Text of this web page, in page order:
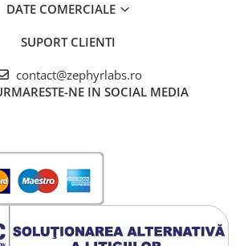
DATE COMERCIALE
SUPORT CLIENTI
contact@zephyrlabs.ro
NE IN SOCIAL MEDIA